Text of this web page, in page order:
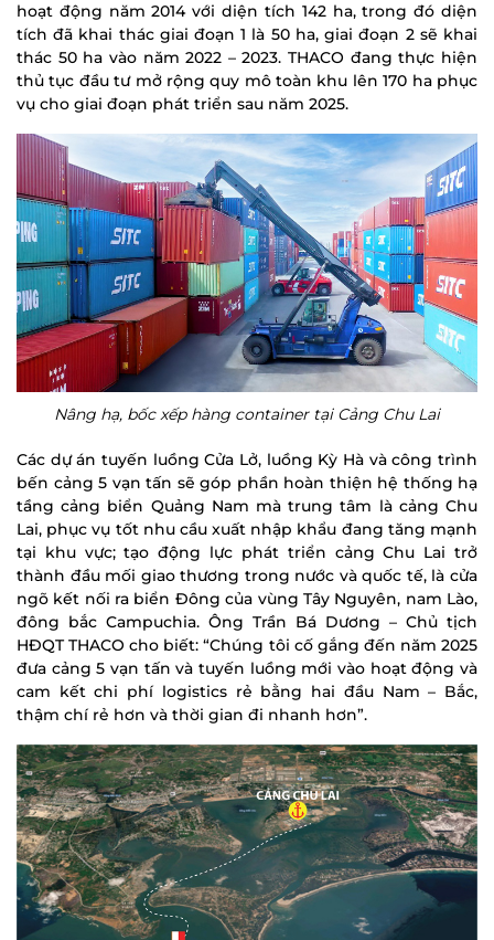
hoạt động năm 2014 với diện tích 142 ha, trong đó diện
tích đã khai thác giai đoạn 1 là 50 ha, giai đoạn 2 sẽ khai
thác 50 ha vào năm 2022 – 2023. THACO đang thực hiện
thủ tục đầu tư mở rộng quy mô toàn khu lên 170 ha phục
vụ cho giai đoạn phát triển sau năm 2025.
Nâng hạ, bốc xếp hàng container tại Cảng Chu Lai
Các dự án tuyến luồng Cửa Lở, luồng Kỳ Hà và công trình
bến cảng 5 vạn tấn sẽ góp phần hoàn thiện hệ thống hạ
tầng cảng biển Quảng Nam mà trung tâm là cảng Chu
Lai, phục vụ tốt nhu cầu xuất nhập khẩu đang tăng mạnh
tại khu vực; tạo động lực phát triển cảng Chu Lai trở
thành đầu mối giao thương trong nước và quốc tế, là cửa
ngõ kết nối ra biển Đông của vùng Tây Nguyên, nam Lào,
đông bắc Campuchia. Ông Trần Bá Dương – Chủ tịch
HĐQT THACO cho biết: “Chúng tôi cố gắng đến năm 2025
đưa cảng 5 vạn tấn và tuyến luồng mới vào hoạt động và
cam kết chi phí logistics rẻ bằng hai đầu Nam – Bắc,
thậm chí rẻ hơn và thời gian đi nhanh hơn”.